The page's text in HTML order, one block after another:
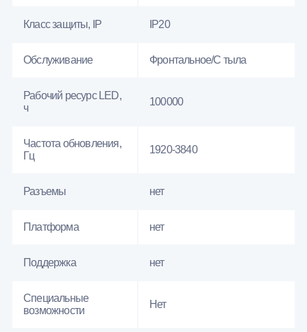
Класс защиты, IP IP20
Обслуживание Фронтальное/С тыла
Рабочий ресурс LED,
ч
100000
Частота обновления,
Гц
1920-3840
Разъемы нет
Платформа нет
Поддержка нет
Специальные
возможности
Нет